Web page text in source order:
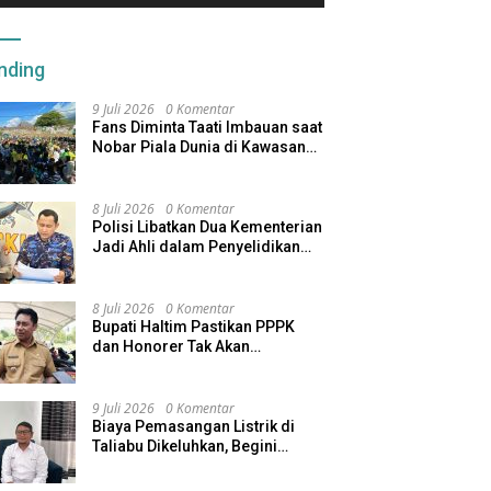
9 Juli 2026 0 Komentar
Fans Diminta Taati Imbauan saat
Nobar Piala Dunia di Kawasan
8 Juli 2026 0 Komentar
Polisi Libatkan Dua Kementerian
Jadi Ahli dalam Penyelidikan
8 Juli 2026 0 Komentar
Bupati Haltim Pastikan PPPK
dan Honorer Tak Akan
9 Juli 2026 0 Komentar
Biaya Pemasangan Listrik di
Taliabu Dikeluhkan, Begini